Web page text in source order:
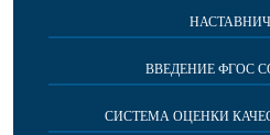
ВВЕДЕНИЕ ФГОС
СИСТЕМА ОЦЕНКИ